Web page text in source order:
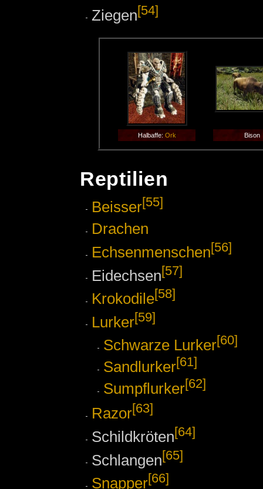
Ziegen[54]
Halbaffe: Ork Bison
Reptilien
Beisser[55]
Drachen
Echsenmenschen[56]
Eidechsen[57]
Krokodile[58]
Lurker[59]
Schwarze Lurker[60]
Sandlurker[61]
Sumpflurker[62]
Razor[63]
Schildkröten[64]
Schlangen[65]
Snapper[66]